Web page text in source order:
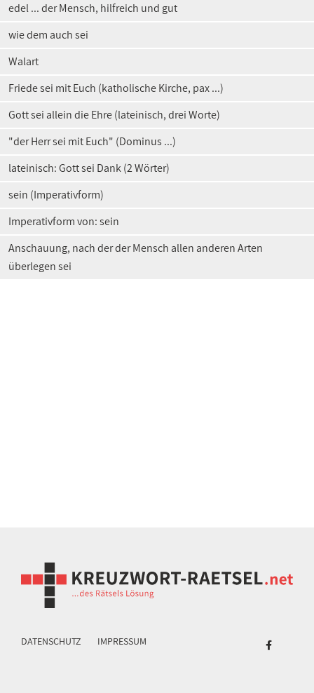
edel ... der Mensch, hilfreich und gut
wie dem auch sei
Walart
Friede sei mit Euch (katholische Kirche, pax ...)
Gott sei allein die Ehre (lateinisch, drei Worte)
"der Herr sei mit Euch" (Dominus ...)
lateinisch: Gott sei Dank (2 Wörter)
sein (Imperativform)
Imperativform von: sein
Anschauung, nach der der Mensch allen anderen Arten
überlegen sei
DATENSCHUTZ IMPRESSUM